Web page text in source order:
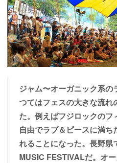
ジャム〜オーガニック系
つてはフェスの大きな流
た。例えばフジロックのフ
自由でラブ＆ピースに満
れることになった。長野
MUSIC FESTIVALだ。オ